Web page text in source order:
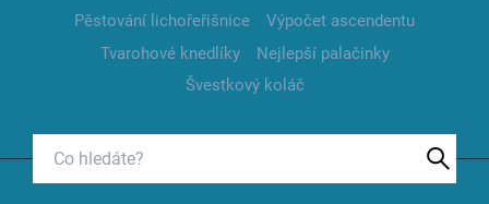
Pěstování lichořeřišnice
Výpočet ascendentu
Tvarohové knedlíky
Nejlepší palačinky
Švestkový koláč